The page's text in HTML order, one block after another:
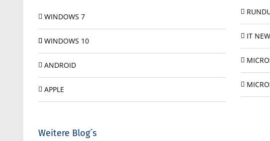
WINDOWS 7
WINDOWS 10
ANDROID
APPLE
Weitere Blog´s
IT